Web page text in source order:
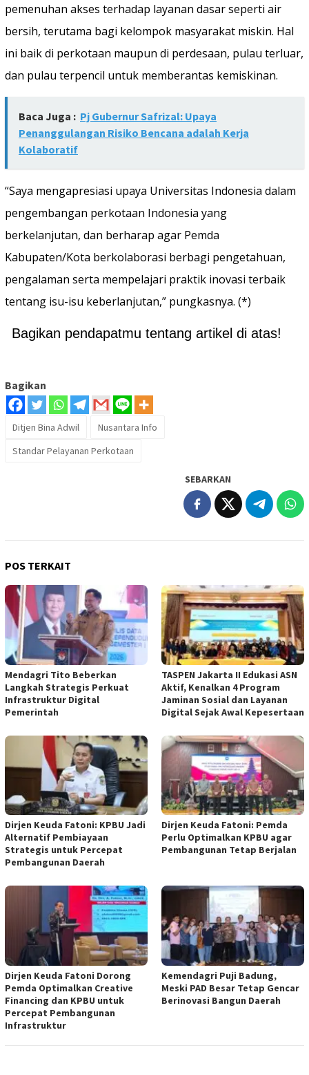
pemenuhan akses terhadap layanan dasar seperti air
bersih, terutama bagi kelompok masyarakat miskin. Hal
ini baik di perkotaan maupun di perdesaan, pulau terluar,
dan pulau terpencil untuk memberantas kemiskinan.
Baca Juga : Pj Gubernur Safrizal: Upaya
Penanggulangan Risiko Bencana adalah Kerja
Kolaboratif
“Saya mengapresiasi upaya Universitas Indonesia dalam
pengembangan perkotaan Indonesia yang
berkelanjutan, dan berharap agar Pemda
Kabupaten/Kota berkolaborasi berbagi pengetahuan,
pengalaman serta mempelajari praktik inovasi terbaik
tentang isu-isu keberlanjutan,” pungkasnya. (*)
Bagikan pendapatmu tentang artikel di atas!
Bagikan
Ditjen Bina Adwil
Nusantara Info
Standar Pelayanan Perkotaan
SEBARKAN
POS TERKAIT
Mendagri Tito Beberkan
Langkah Strategis Perkuat
Infrastruktur Digital
Pemerintah
TASPEN Jakarta II Edukasi ASN
Aktif, Kenalkan 4 Program
Jaminan Sosial dan Layanan
Digital Sejak Awal Kepesertaan
Dirjen Keuda Fatoni: KPBU Jadi
Alternatif Pembiayaan
Strategis untuk Percepat
Pembangunan Daerah
Dirjen Keuda Fatoni: Pemda
Perlu Optimalkan KPBU agar
Pembangunan Tetap Berjalan
Dirjen Keuda Fatoni Dorong
Pemda Optimalkan Creative
Financing dan KPBU untuk
Percepat Pembangunan
Infrastruktur
Kemendagri Puji Badung,
Meski PAD Besar Tetap Gencar
Berinovasi Bangun Daerah